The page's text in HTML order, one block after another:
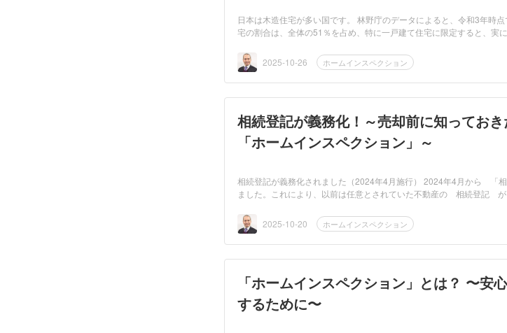
日本は木造住宅が多い国です。 林野庁のデータによると、令和3年時
宅の割合は、全体の51％を占め、特に一戸建て住宅に限定すると、実
2025-10-26
ホームインスペクション
相続登記が義務化！～売却前に知ってお
「ホームインスペクション」～
相続登記が義務化されました（2024年4月施行） 2024年4月から 「
ました。これにより、以前は任意とされていた不動産の 相続登記
2025-10-20
ホームインスペクション
「ホームインスペクション」とは？ 〜安
するために〜